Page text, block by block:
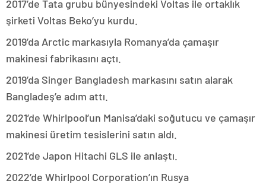
2017’de Tata grubu bünyesindeki Voltas ile ortaklık
şirketi Voltas Beko’yu kurdu.
2019’da Arctic markasıyla Romanya’da çamaşır
makinesi fabrikasını açtı.
2019’da Singer Bangladesh markasını satın alarak
Bangladeş’e adım attı.
2021’de Whirlpool’un Manisa’daki soğutucu ve çamaşır
makinesi üretim tesislerini satın aldı.
2021’de Japon Hitachi GLS ile anlaştı.
2022’de Whirlpool Corporation’ın Rusya